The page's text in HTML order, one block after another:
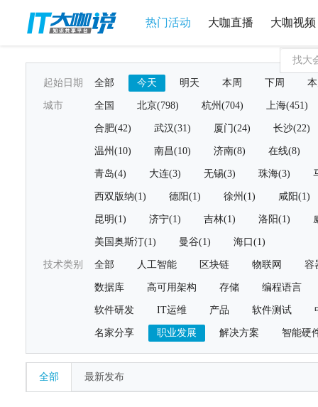
热门活动 大咖直播 大咖视频
起始日期 全部 今天 明天 本周 下周
城市 全国 北京(798) 杭州(704) 上海(451)
合肥(42) 武汉(31) 厦门(24) 长沙(22)
温州(10) 南昌(10) 济南(8) 在线(8)
青岛(4) 大连(3) 无锡(3) 珠海(3)
西双版纳(1) 德阳(1) 徐州(1) 咸阳(1)
昆明(1) 济宁(1) 吉林(1) 洛阳(1)
美国奥斯汀(1) 曼谷(1) 海口(1)
技术类别 全部 人工智能 区块链 物联网 容
数据库 高可用架构 存储 编程语言
软件研发 IT运维 产品 软件测试
名家分享 职业发展 解决方案 智能硬
全部 最新发布